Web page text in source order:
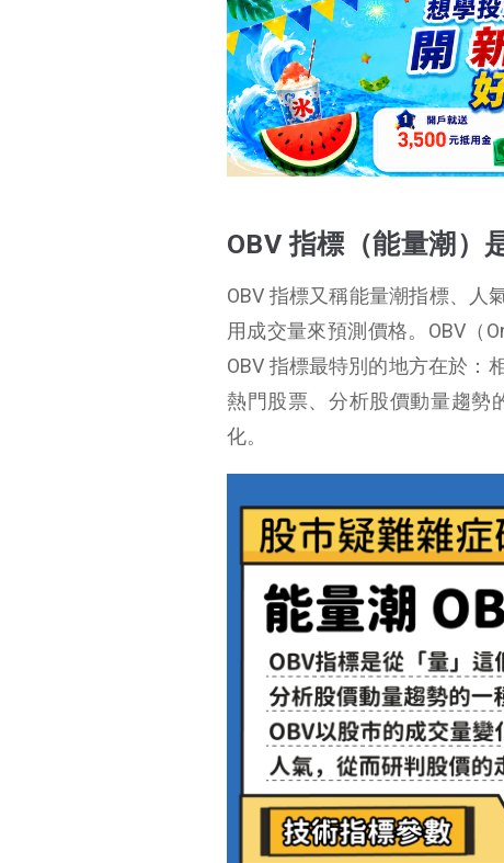
OBV 指標（能量潮）
OBV 指標又稱能量潮指標、人
用成交量來預測價格。OBV（
OBV 指標最特別的地方在於：
熱門股票、分析股價動量趨勢
化。